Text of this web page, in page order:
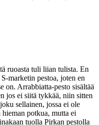
ruoasta tuli liian tulista. En
marketin pestoa, joten en
on. Arrabbiatta-pesto sisältää
jos ei siitä tykkää, niin sitten
sellainen, jossa ei ole
potkua, mutta ei
tuolla Pirkan pestolla